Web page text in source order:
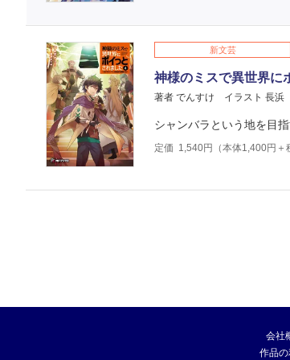
新文芸
神様のミスで異世界に
著者 でんすけ イラスト 長
シャンバラという地を目
定価 1,540円（本体1,400円＋
会社
作品